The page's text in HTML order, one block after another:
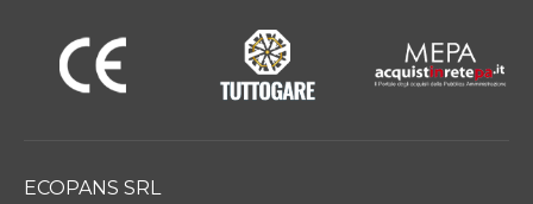
ECOPANS SRL